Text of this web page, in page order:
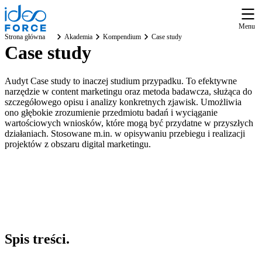
Menu
Strona główna
Akademia Kompendium Case study
Case study
Audyt Case study to inaczej studium przypadku. To efektywne
narzędzie w content marketingu oraz metoda badawcza, służąca do
szczegółowego opisu i analizy konkretnych zjawisk. Umożliwia
ono głębokie zrozumienie przedmiotu badań i wyciąganie
wartościowych wniosków, które mogą być przydatne w przyszłych
działaniach. Stosowane m.in. w opisywaniu przebiegu i realizacji
projektów z obszaru digital marketingu.
Spis treści.